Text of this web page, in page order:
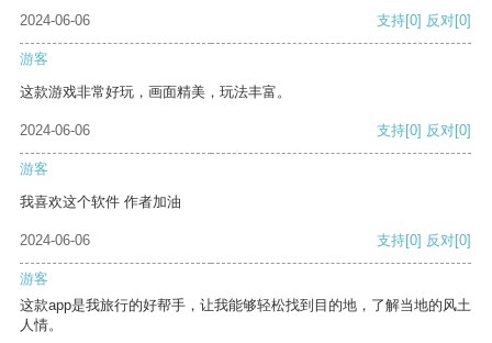
2024-06-06
支持[0] 反对[0]
游客
这款游戏非常好玩，画面精美，玩法丰富。
2024-06-06 支持[0] 反对[0]
游客
我喜欢这个软件 作者加油
2024-06-06 支持[0] 反对[0]
游客
这款app是我旅行的好帮手，让我能够轻松找到目的地，了解当地的风土
人情。